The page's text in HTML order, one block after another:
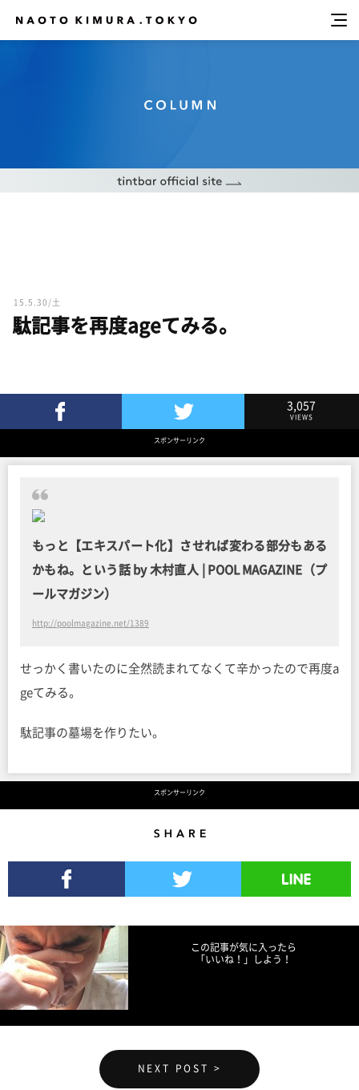
15.5.30/土
駄記事を再度ageてみる。
Twitterでツイート
3,057
VIEWS
スポンサーリンク
もっと【エキスパート化】させれば変わる部分もある
かもね。という話 by 木村直人 | POOL MAGAZINE（プ
ールマガジン）
http://poolmagazine.net/1389
せっかく書いたのに全然読まれてなくて辛かったので再度a
geてみる。
駄記事の墓場を作りたい。
スポンサーリンク
この記事が気に入ったら
「いいね！」しよう！
NEXT POST >